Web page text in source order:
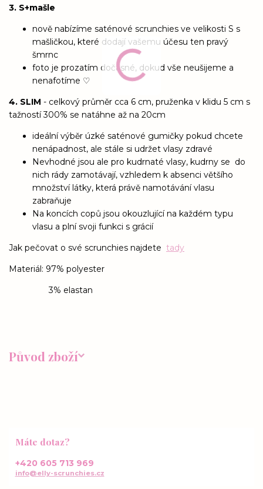
3. S+mašle
nově nabízíme saténové scrunchies ve velikosti S s
mašličkou, které dodají vašemu účesu ten pravý
šmrnc
foto je prozatím dočasné, dokud vše neušijeme a
nenafotíme ♡
4. SLIM - celkový průměr cca 6 cm, pruženka v klidu 5 cm s
tažností 300% se natáhne až na 20cm
ideální výběr úzké saténové gumičky pokud chcete
nenápadnost, ale stále si udržet vlasy zdravé
Nevhodné jsou ale pro kudrnaté vlasy, kudrny se do
nich rády zamotávají, vzhledem k absenci většího
množství látky, která právě namotávání vlasu
zabraňuje
Na koncích copů jsou okouzlující na každém typu
vlasu a plní svoji funkci s grácií
Jak pečovat o své scrunchies najdete tady
Materiál: 97% polyester
3% elastan
Původ zboží
Máte dotaz?
+420 605 713 969
info@elly-scrunchies.cz